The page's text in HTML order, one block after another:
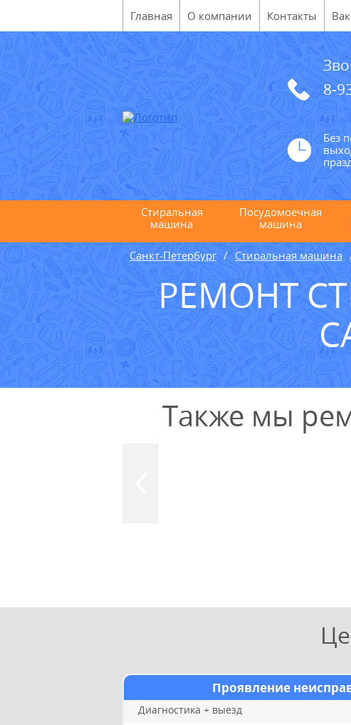
Главная О компании Контакты
8-
Без
Стиральная
машина
Посудомоечная
машина
Санкт-Петербург Стиральная машина
РЕМОНТ
Также мы
Проявление
Диагностика + выезд